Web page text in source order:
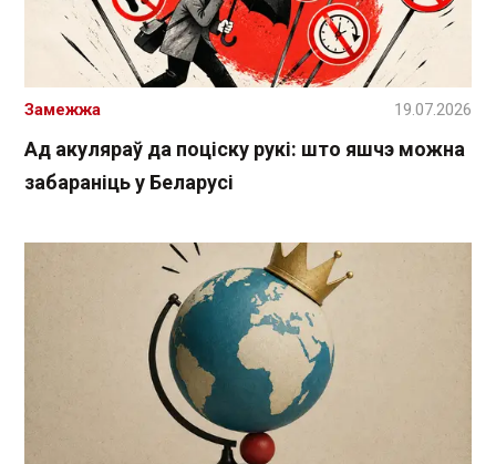
Ад акуляраў да поціску рукі: што яшчэ можна
забараніць у Беларусі
Замежжа 19.07.2026